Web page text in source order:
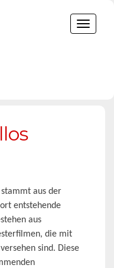
Toggle
aus der
entstehende
aus
die mit
sind. Diese